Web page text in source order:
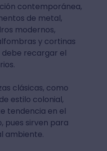
contemporánea,
de metal,
modernos,
y cortinas
debe recargar el
clásicas, como
estilo colonial,
tendencia en el
pues sirven para
ambiente.